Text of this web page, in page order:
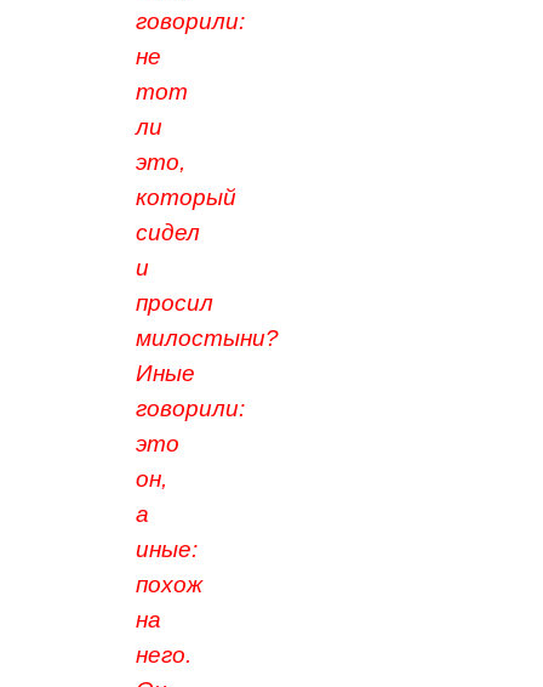
говорили:
не
тот
ли
это,
который
сидел
и
просил
милостыни?
Иные
говорили:
это
он,
а
иные:
похож
на
него.